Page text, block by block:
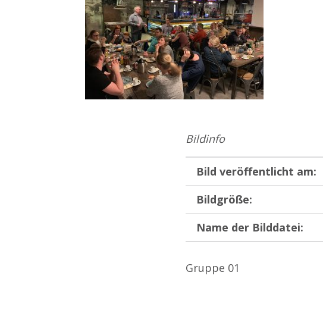
Bildinfo
Bild veröffentlicht am:
Bildgröße:
Name der Bilddatei:
Gruppe 01